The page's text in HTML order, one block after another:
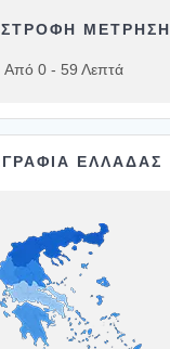
ΜΕΤΡΗΣΗ
Από 0 - 59 Λεπτά
ΕΛΛΑΔΑΣ